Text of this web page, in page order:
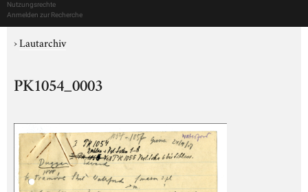
Nutzungsrechte
Anmelden zur Recherche
›Lautarchiv
PK1054_0003